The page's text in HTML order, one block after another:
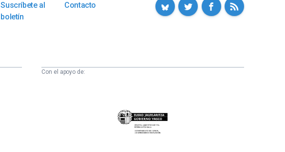
Suscríbete al
boletín
Contacto
Con el apoyo de:
Eusko
Jaurlaritza